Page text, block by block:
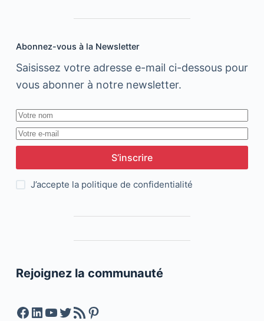
Abonnez-vous à la Newsletter
Saisissez votre adresse e-mail ci-dessous pour
vous abonner à notre newsletter.
S’inscrire
J’accepte la politique de confidentialité
Rejoignez la communauté
Facebook
LinkedIn
YouTube
Twitter
Feed RSSPinterest